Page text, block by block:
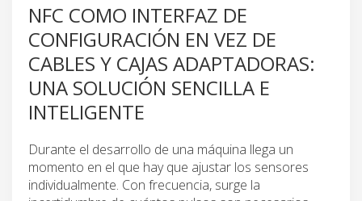
NFC COMO INTERFAZ DE
CONFIGURACIÓN EN VEZ DE
CABLES Y CAJAS ADAPTADORAS:
UNA SOLUCIÓN SENCILLA E
INTELIGENTE
Durante el desarrollo de una máquina llega un
momento en el que hay que ajustar los sensores
individualmente. Con frecuencia, surge la